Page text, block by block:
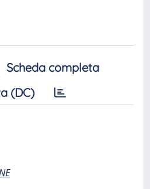
Scheda completa
(DC)